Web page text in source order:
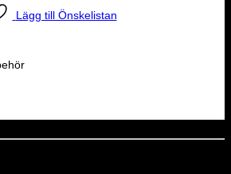
Lägg till Önskelistan